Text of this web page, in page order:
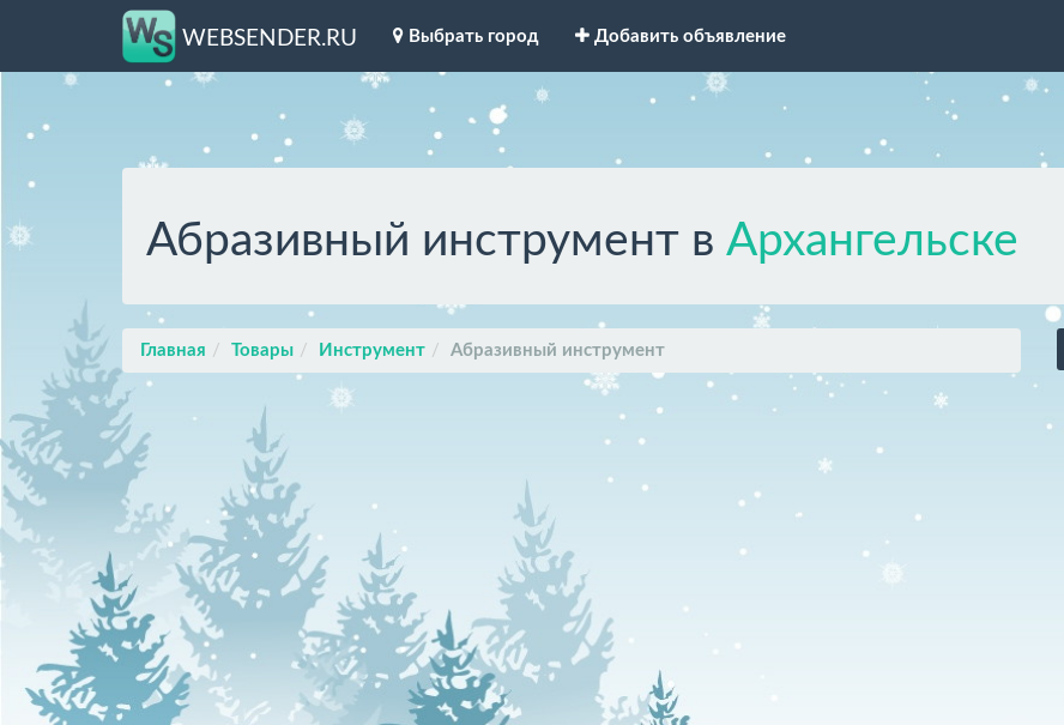
WEBSENDER.RU Выбрать город Добавить объявление
Абразивный инструмент в Архангельске
Главная Товары Инструмент Абразивный инструмент